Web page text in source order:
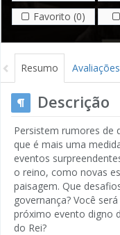
Favorito (0)
Resumo Avaliações
Descrição
Persistem rumores de
que é mais uma
eventos
o reino, como novas
paisagem. Que
governança? Você
próximo evento digno
do Rei?